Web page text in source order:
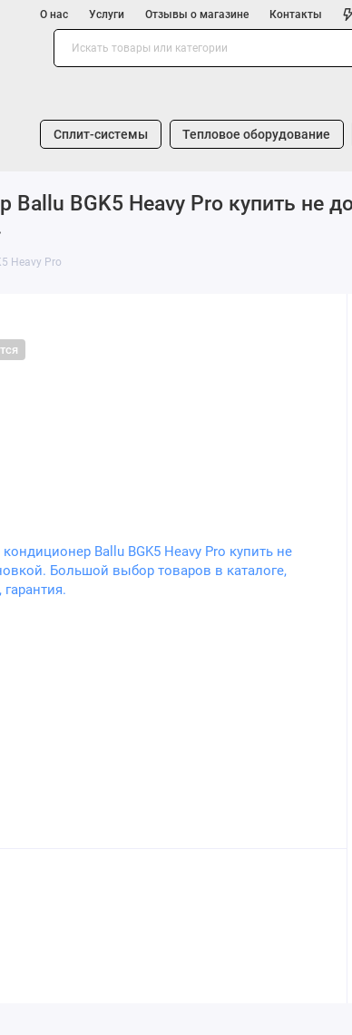
О нас Услуги Отзывы о магазине Контакты
Сплит-системы Тепловое оборудование
BGK5 Heavy Pro купить не
Heavy Pro